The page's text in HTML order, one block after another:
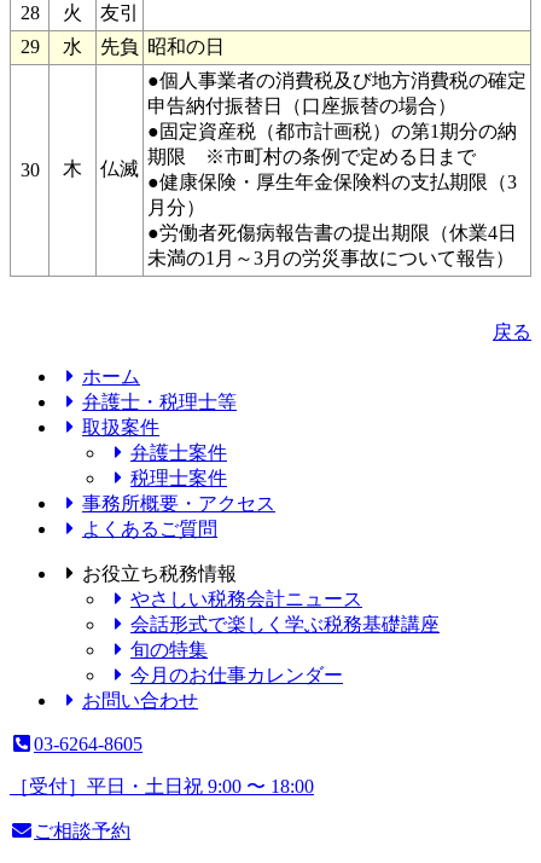
28
火
友引
29
水 先負 昭和の日
30 木 仏滅
●個人事業者の消費税及び地方消費税の確定
申告納付振替日（口座振替の場合）
●固定資産税（都市計画税）の第1期分の納
期限 ※市町村の条例で定める日まで
●健康保険・厚生年金保険料の支払期限（3
月分）
●労働者死傷病報告書の提出期限（休業4日
未満の1月～3月の労災事故について報告）
戻る
ホーム
弁護士・税理士等
取扱案件
弁護士案件
税理士案件
事務所概要・アクセス
よくあるご質問
お役立ち税務情報
やさしい税務会計ニュース
会話形式で楽しく学ぶ税務基礎講座
旬の特集
今月のお仕事カレンダー
お問い合わせ
03-6264-8605
［受付］平日・土日祝 9:00 〜 18:00
ご相談予約